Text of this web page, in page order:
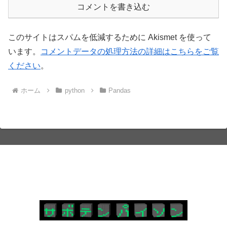
コメントを書き込む
このサイトはスパムを低減するために Akismet を使って
います。
コメントデータの処理方法の詳細はこちらをご覧
ください。
ホーム python Pandas